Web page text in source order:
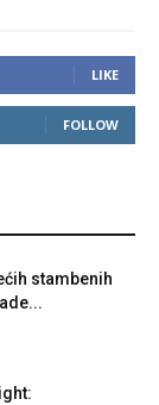
LIKE
FOLLOW
stambenih